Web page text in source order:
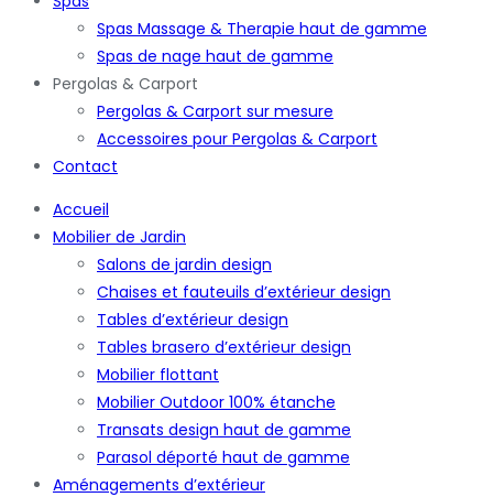
Spas Massage & Therapie haut de gamme
Spas de nage haut de gamme
Pergolas & Carport
Pergolas & Carport sur mesure
Accessoires pour Pergolas & Carport
Contact
Accueil
Mobilier de Jardin
Salons de jardin design
Chaises et fauteuils d’extérieur design
Tables d’extérieur design
Tables brasero d’extérieur design
Mobilier flottant
Mobilier Outdoor 100% étanche
Transats design haut de gamme
Parasol déporté haut de gamme
Aménagements d’extérieur